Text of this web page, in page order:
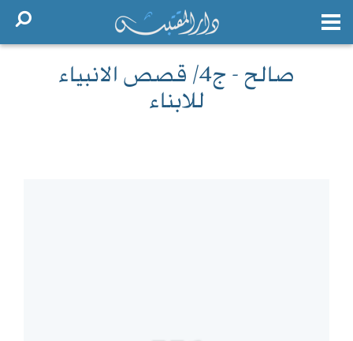
صالح - ج4/ قصص الانبياء
للابناء